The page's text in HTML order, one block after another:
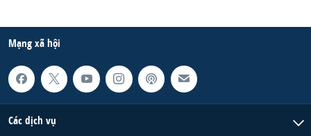
Mạng xã hội
Các dịch vụ